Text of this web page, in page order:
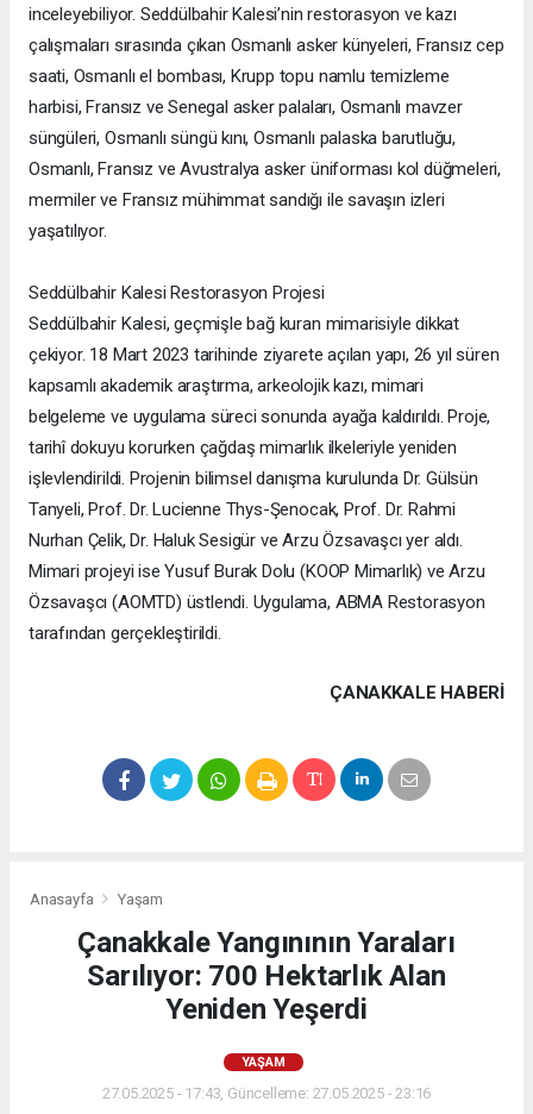
inceleyebiliyor. Seddülbahir Kalesi’nin restorasyon ve kazı
çalışmaları sırasında çıkan Osmanlı asker künyeleri, Fransız cep
saati, Osmanlı el bombası, Krupp topu namlu temizleme
harbisi, Fransız ve Senegal asker palaları, Osmanlı mavzer
süngüleri, Osmanlı süngü kını, Osmanlı palaska barutluğu,
Osmanlı, Fransız ve Avustralya asker üniforması kol düğmeleri,
mermiler ve Fransız mühimmat sandığı ile savaşın izleri
yaşatılıyor.
Seddülbahir Kalesi Restorasyon Projesi
Seddülbahir Kalesi, geçmişle bağ kuran mimarisiyle dikkat
çekiyor. 18 Mart 2023 tarihinde ziyarete açılan yapı, 26 yıl süren
kapsamlı akademik araştırma, arkeolojik kazı, mimari
belgeleme ve uygulama süreci sonunda ayağa kaldırıldı. Proje,
tarihî dokuyu korurken çağdaş mimarlık ilkeleriyle yeniden
işlevlendirildi. Projenin bilimsel danışma kurulunda Dr. Gülsün
Tanyeli, Prof. Dr. Lucienne Thys-Şenocak, Prof. Dr. Rahmi
Nurhan Çelik, Dr. Haluk Sesigür ve Arzu Özsavaşcı yer aldı.
Mimari projeyi ise Yusuf Burak Dolu (KOOP Mimarlık) ve Arzu
Özsavaşcı (AOMTD) üstlendi. Uygulama, ABMA Restorasyon
tarafından gerçekleştirildi.
ÇANAKKALE HABERİ
Anasayfa Yaşam
Çanakkale Yangınının Yaraları
Sarılıyor: 700 Hektarlık Alan
Yeniden Yeşerdi
YAŞAM
27.05.2025 - 17:43, Güncelleme: 27.05.2025 - 23:16